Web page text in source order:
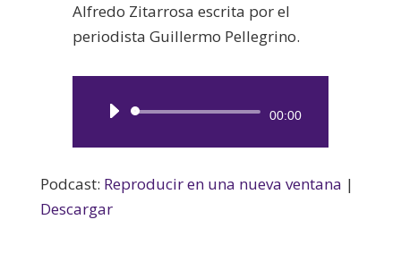
Alfredo Zitarrosa escrita por el
periodista Guillermo Pellegrino.
Reproductor
00:00
Podcast: Reproducir en una nueva ventana |
Descargar